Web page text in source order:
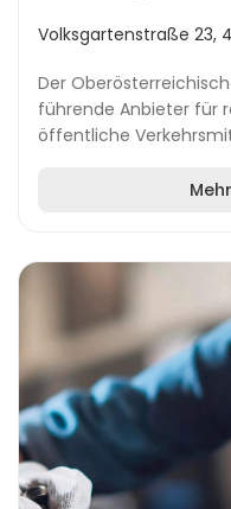
Volksgartenstraße 23,
Der
führende Anbieter für
öffentliche